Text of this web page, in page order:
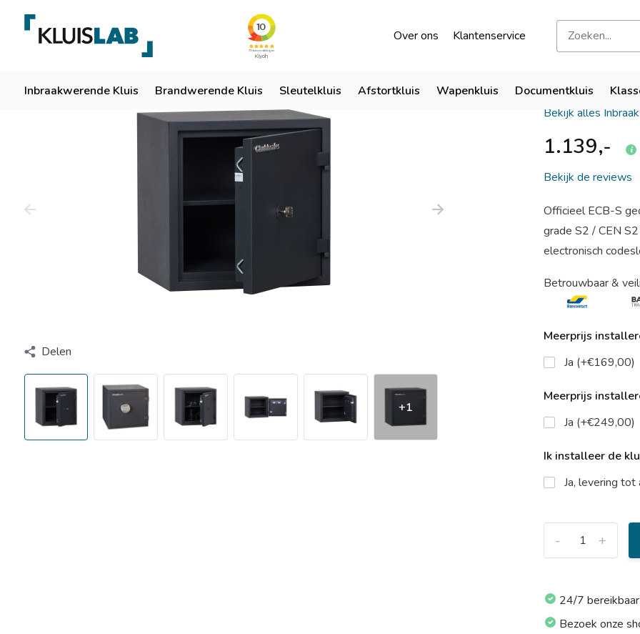
Over ons Klantenservice
Inbraakwerende Kluis Brandwerende Kluis Sleutelkluis Afstortkluis Wapenkluis Documentkluis
Ruim 50 jaar ervaring
Bezoek onze showroom
Delen
+1
Bekijk alles
1.139,-
Bekijk de reviews
Officieel ECB-S
grade S2 / CEN
electronisch
Betrouwbaar &
Meerprijs
Ja (+€169,00)
Meerprijs
Ja (+€249,00)
Ik installeer de
Ja, levering
+
-
24/7 bereikbaar
Bezoek onze